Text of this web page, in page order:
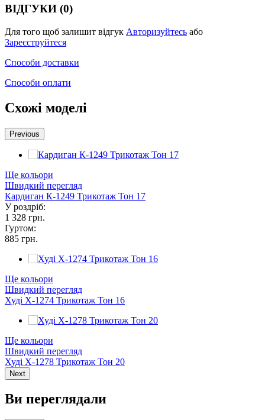
ВІДГУКИ (0)
Для того щоб залишит відгук Авторизуйтесь або
Зареєструйтеся
Способи доставки
Способи оплати
Схожі моделі
Previous
Ще кольори
Швидкий перегляд
Кардиган К-1249 Трикотаж Тон 17
У роздріб:
1 328 грн.
Гуртом:
885 грн.
Ще кольори
Швидкий перегляд
Худі Х-1274 Трикотаж Тон 16
Ще кольори
Швидкий перегляд
Худі Х-1278 Трикотаж Тон 20
Next
Ви переглядали